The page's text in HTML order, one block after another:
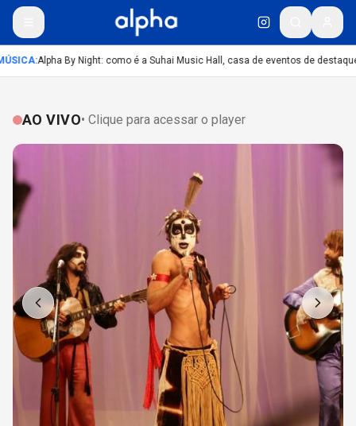
:Alpha By Night: como é a Suhai Music Hall, casa de eventos de destaque
AO VIVO• Clique para acessar o player